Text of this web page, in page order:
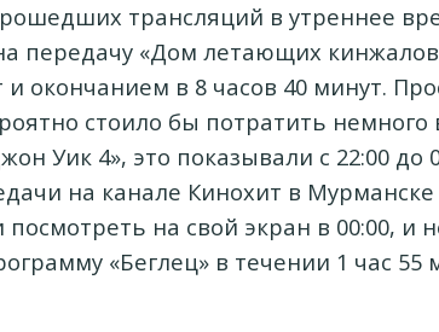
трансляций в утреннее
передачу «Дом летающих
и окончанием в 8 часов 40 минут.
стоило бы потратить
Уик 4», это показывали с 22:00 до
на канале Кинохит в
на свой экран в 00:00, и
«Беглец» в течении 1 час 55